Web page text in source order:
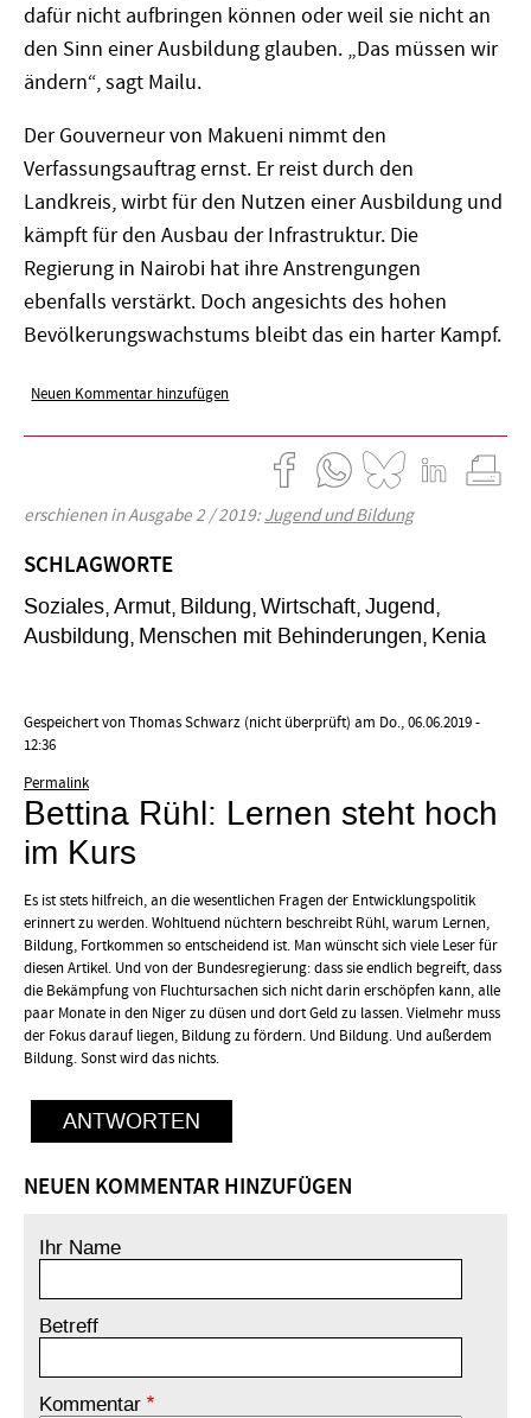
dafür nicht aufbringen können oder weil sie nicht an
den Sinn einer Ausbildung glauben. „Das müssen wir
ändern“, sagt Mailu.
Der Gouverneur von Makueni nimmt den
Verfassungsauftrag ernst. Er reist durch den
Landkreis, wirbt für den Nutzen einer Ausbildung und
kämpft für den Ausbau der Infrastruktur. Die
Regierung in Nairobi hat ihre Anstrengungen
ebenfalls verstärkt. Doch angesichts des hohen
Bevölkerungswachstums bleibt das ein harter Kampf.
Neuen Kommentar hinzufügen
erschienen in Ausgabe 2 / 2019:Jugend und Bildung
SCHLAGWORTE
Soziales Armut Bildung Wirtschaft Jugend
Ausbildung Menschen mit Behinderungen Kenia
Gespeichert vonThomas Schwarz (nicht überprüft) am Do., 06.06.2019 -
12:36
Permalink
Bettina Rühl: Lernen steht hoch
im Kurs
Es ist stets hilfreich, an die wesentlichen Fragen der Entwicklungspolitik
erinnert zu werden. Wohltuend nüchtern beschreibt Rühl, warum Lernen,
Bildung, Fortkommen so entscheidend ist. Man wünscht sich viele Leser für
diesen Artikel. Und von der Bundesregierung: dass sie endlich begreift, dass
die Bekämpfung von Fluchtursachen sich nicht darin erschöpfen kann, alle
paar Monate in den Niger zu düsen und dort Geld zu lassen. Vielmehr muss
der Fokus darauf liegen, Bildung zu fördern. Und Bildung. Und außerdem
Bildung. Sonst wird das nichts.
ANTWORTEN
NEUEN KOMMENTAR HINZUFÜGEN
Ihr Name
Betreff
Kommentar